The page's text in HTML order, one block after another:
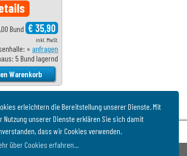
erleichtern die Bereitstellung unserer Dienste. Mit
Nutzung unserer Dienste erklären Sie sich damit
dass wir Cookies verwenden.
über Cookies erfahren...
Bund € 35,90
inkl. MwSt.
» anfragen
5 Bund lagernd